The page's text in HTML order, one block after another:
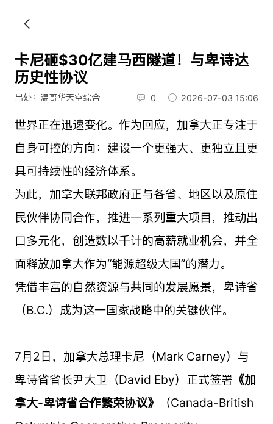
卡尼砸$30亿建马西隧道！与卑诗达
历史性协议
出处：温哥华天空综合 0 2026-07-03 15:06
世界正在迅速变化。作为回应，加拿大正专注于
自身可控的方向：建设一个更强大、更独立且更
具可持续性的经济体系。
为此，加拿大联邦政府正与各省、地区以及原住
民伙伴协同合作，推进一系列重大项目，推动出
口多元化，创造数以千计的高薪就业机会，并全
面释放加拿大作为“能源超级大国”的潜力。
凭借丰富的自然资源与共同的发展愿景，卑诗省
（B.C.）成为这一国家战略中的关键伙伴。
7月2日，加拿大总理卡尼（Mark Carney）与
卑诗省省长尹大卫（David Eby）正式签署 《加
拿大-卑诗省合作繁荣协议》
（Canada-British